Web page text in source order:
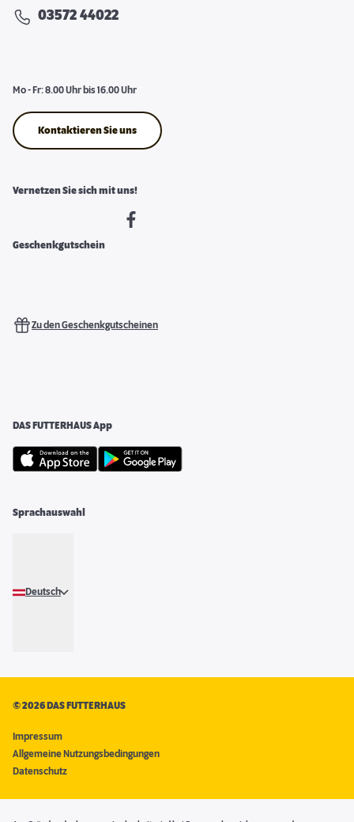
03572 44022
Mo - Fr: 8.00 Uhr bis 16.00 Uhr
Kontaktieren Sie uns
Vernetzen Sie sich mit uns!
Geschenkgutschein
Zu den Geschenkgutscheinen
DAS FUTTERHAUS App
Sprachauswahl
Deutsch
©2026 DAS FUTTERHAUS
Impressum
Allgemeine Nutzungsbedingungen
Datenschutz